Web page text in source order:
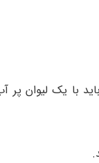
با یک لیوان